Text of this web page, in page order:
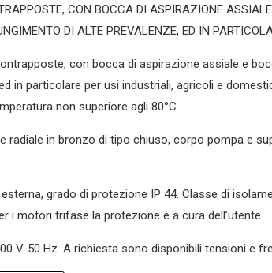
CON BOCCA DI ASPIRAZIONE
DI ALTE PREVALENZE, ED IN
con bocca di aspirazione assiale e
in particolare per usi industriali, agricoli e
non superiore agli 80°C.
radiale in bronzo di tipo chiuso, corpo pompa e
grado di protezione IP 44. Classe di
i motori trifase la protezione è a cura dell’utente.
V. 50 Hz. A richiesta sono disponibili tensioni e